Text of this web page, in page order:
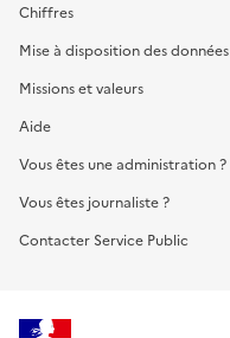
Chiffres
Mise à disposition des données
Missions et valeurs
Aide
Vous êtes une administration ?
Vous êtes journaliste ?
Contacter Service Public